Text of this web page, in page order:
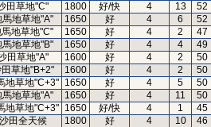
田草地"C" 1800 好/快 4 13
52
馬地草地"A" 1650 好 4 6
52
馬地草地"C" 1650 好 4 2
47
馬地草地"B" 1650 好 4 4
49
田草地"A" 1600 好 4 2
50
草地"B+2" 1600 好 4 2
50
地草地"C+3" 1650 好 4 5
50
馬地草地"A" 1650 好 4 11
50
地草地"C+3" 1650 好/快 4 1
45
沙田全天候 1800 好 4 10
46